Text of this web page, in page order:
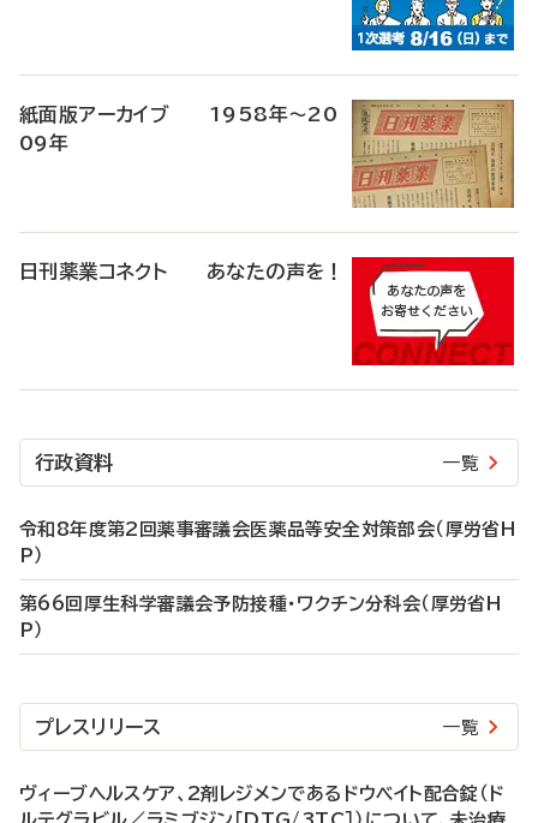
紙面版アーカイブ 1958年～20
09年
日刊薬業コネクト あなたの声を！
行政資料 一覧
令和8年度第2回薬事審議会医薬品等安全対策部会（厚労省H
P）
第66回厚生科学審議会予防接種・ワクチン分科会（厚労省H
P）
プレスリリース 一覧
ヴィーブヘルスケア、2剤レジメンであるドウベイト配合錠（ド